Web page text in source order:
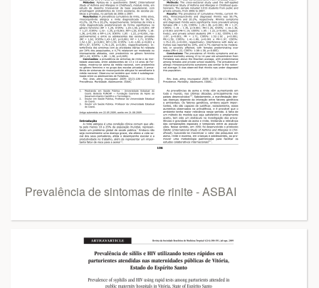
Prevalência de sintomas de rinite - ASBAI